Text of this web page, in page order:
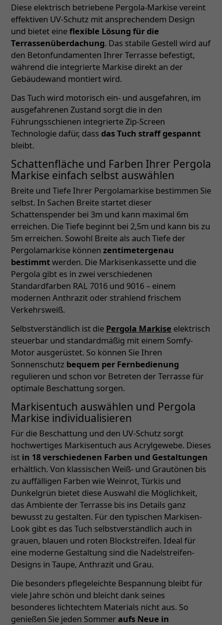
Diese elektrisch betriebene Pergola-Markise vereint
effektiven UV-Schutz mit ansprechendem Design
und bietet eineflexible Lösung für die
Terrassenüberdachung. Das stabile Gestell wird auf
den Betonfundamenten Ihrer Terrasse befestigt,
während die integrierte Markise direkt an der
Gebäudewand montiert wird.
Das Tuch wird motorisch ein- und ausgefahren, im
ausgefahrenen Zustand sorgt die in den
Führungsschienen integrierte Zip-Screen
Technologie dafür, dass das Tuch straff gespannt
bleibt.
Schattenfläche und Farben Ihrer Pergola
Markise einfach selbst auswählen
Breite und Tiefe Ihrer Pergolamarkise bestimmen Sie
selbst. In Sachen Breite startet dieser
Schattenspender bei 3m und kann maximal 6m
erreichen. Die Tiefe beginnt bei 2,5m und kann bis zu
5m erreichen. Sowohl Breite als auch Tiefe der
Pergolamarkise können zentimetergenau
bestimmtwerden. Die Markisenkassette und die
Pergola gibt es in zwei verschiedenen
Standardfarben RAL 7016 und 9016 – einem
modernen Anthrazit oder strahlend frischem
Verkehrsweiß.
Selbstverständlich ist die Pergola Markise elektrisch
steuerbar und standardmäßig mit einem Somfy-
Motor ausgerüstet. So können Sie Ihren
Sonnenschutz bequem per Fernbedienung
regulieren und schon vor Betreten der Terrasse für
optimale Beschattung sorgen.
Markisentuch auswählen und Pergola
Markise individualisieren
Für die Beschattung und den UV-Schutz sorgt
hochwertiges Markisentuch aus Acrylgewebe. Dieses
ist in 18 verschiedenen Farben und Gestaltungen
erhältlich. Von klassischen Weiß- und Grautönen bis
zu auffälligen Farben wie Weinrot, Türkis und
Dunkelgrün bietet diese Auswahl die Möglichkeit,
das Ambiente der Terrasse bis ins Details ganz
bewusst zu gestalten. Für den typischen Markisen-
Look gibt es das Tuch selbstverständlich auch in
grauen, blauen und roten Blockstreifen. Ideal für
eine moderne Gestaltung sind die Nadelstreifen-
Designs in Taupe, Anthrazit und Grau.
Die besonders pflegeleichte Bespannung bleibt für
viele Jahre schön und bleicht dank seines
besonderes lichtechtem Materials nicht aus. So
genießen Sie jeden Sommeraufs Neue in